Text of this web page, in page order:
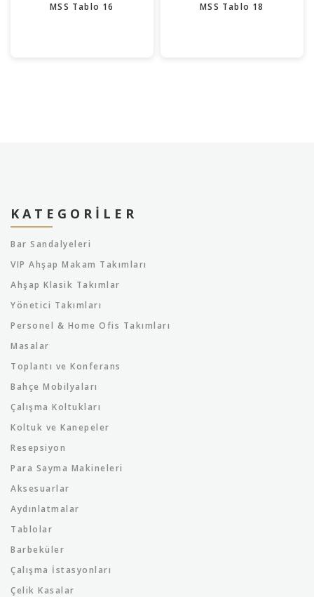
MSS Tablo 16 MSS Tablo 18
KATEGORILER
Bar Sandalyeleri
VIP Ahşap Makam Takımları
Ahşap Klasik Takımlar
Yönetici Takımları
Personel & Home Ofis Takımları
Masalar
Toplantı ve Konferans
Bahçe Mobilyaları
Çalışma Koltukları
Koltuk ve Kanepeler
Resepsiyon
Para Sayma Makineleri
Aksesuarlar
Aydınlatmalar
Tablolar
Barbeküler
Çalışma İstasyonları
Çelik Kasalar